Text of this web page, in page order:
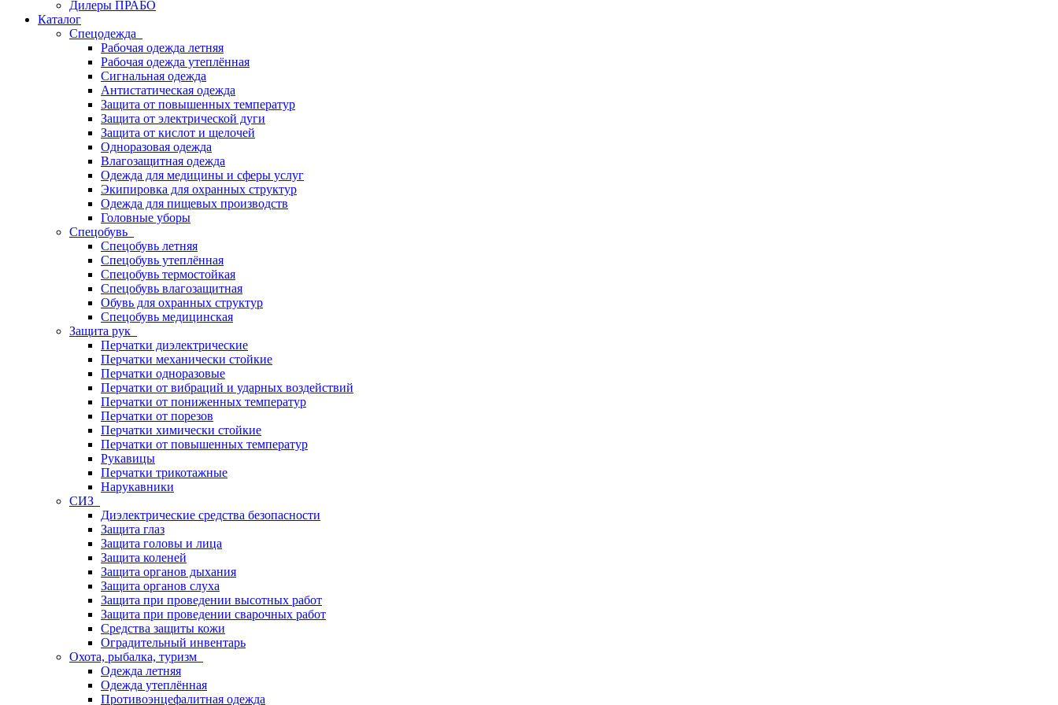
Дилеры ПРАБО
Каталог
Спецодежда
Рабочая одежда летняя
Рабочая одежда утеплённая
Сигнальная одежда
Антистатическая одежда
Защита от повышенных температур
Защита от электрической дуги
Защита от кислот и щелочей
Одноразовая одежда
Влагозащитная одежда
Одежда для медицины и сферы услуг
Экипировка для охранных структур
Одежда для пищевых производств
Головные уборы
Спецобувь
Спецобувь летняя
Спецобувь утеплённая
Спецобувь термостойкая
Спецобувь влагозащитная
Обувь для охранных структур
Спецобувь медицинская
Защита рук
Перчатки диэлектрические
Перчатки механически стойкие
Перчатки одноразовые
Перчатки от вибраций и ударных воздействий
Перчатки от пониженных температур
Перчатки от порезов
Перчатки химически стойкие
Перчатки от повышенных температур
Рукавицы
Перчатки трикотажные
Нарукавники
СИЗ
Диэлектрические средства безопасности
Защита глаз
Защита головы и лица
Защита коленей
Защита органов дыхания
Защита органов слуха
Защита при проведении высотных работ
Защита при проведении сварочных работ
Средства защиты кожи
Оградительный инвентарь
Охота, рыбалка, туризм
Одежда летняя
Одежда утеплённая
Противоэнцефалитная одежда